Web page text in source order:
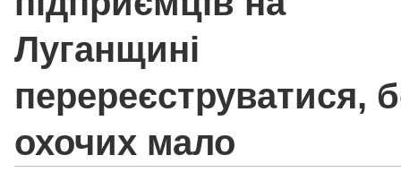
Луганщині
перереєструватися,
охочих мало